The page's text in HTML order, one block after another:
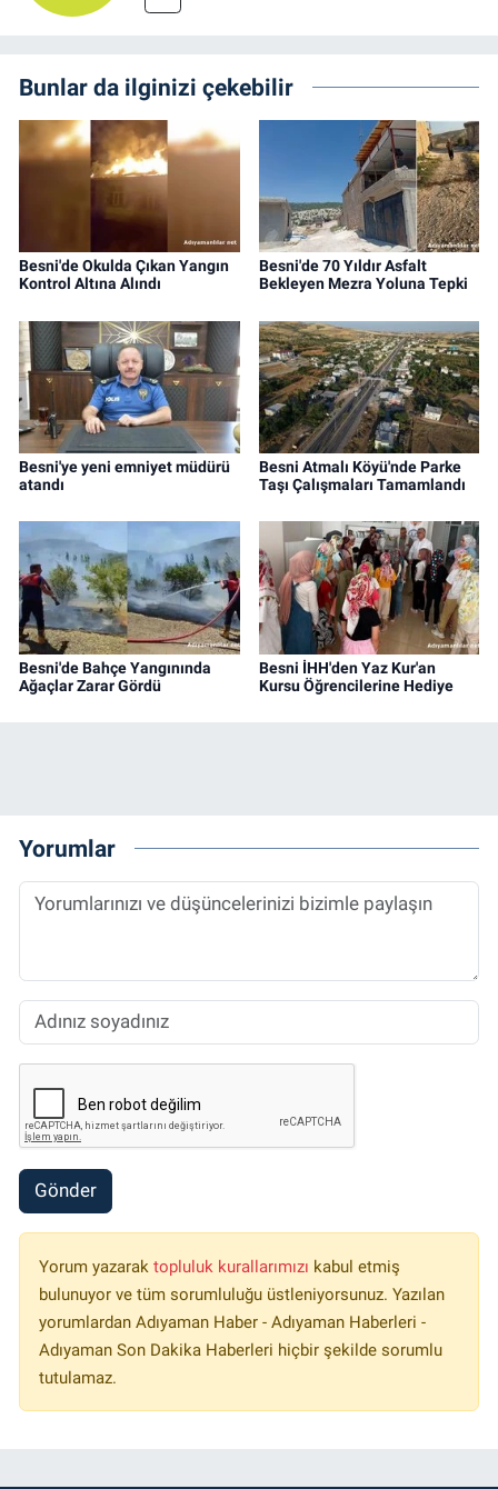
Bunlar da ilginizi çekebilir
Besni'de Okulda Çıkan Yangın
Kontrol Altına Alındı
Besni'de 70 Yıldır Asfalt
Bekleyen Mezra Yoluna Tepki
Besni'ye yeni emniyet müdürü
atandı
Besni Atmalı Köyü'nde Parke
Taşı Çalışmaları Tamamlandı
Besni'de Bahçe Yangınında
Ağaçlar Zarar Gördü
Besni İHH'den Yaz Kur'an
Kursu Öğrencilerine Hediye
Yorumlar
Gönder
Yorum yazarak topluluk kurallarımızı kabul etmiş
bulunuyor ve tüm sorumluluğu üstleniyorsunuz. Yazılan
yorumlardan Adıyaman Haber - Adıyaman Haberleri -
Adıyaman Son Dakika Haberleri hiçbir şekilde sorumlu
tutulamaz.